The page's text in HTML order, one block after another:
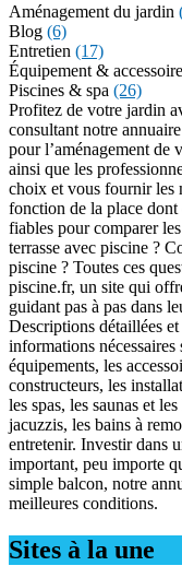
Aménagement du jardin
Blog (6)
Entretien (17)
Équipement &
Piscines & spa (26)
Profitez de votre jardin
consultant notre
pour l’aménagement de
ainsi que les
choix et vous fournir les
fonction de la place dont
fiables pour comparer
terrasse avec piscine ?
piscine ? Toutes ces
piscine.fr, un site qui
guidant pas à pas dans
Descriptions détaillées
informations
équipements, les
constructeurs, les
les spas, les saunas et
jacuzzis, les bains à
entretenir. Investir dans
important, peu importe
simple balcon, notre
meilleures conditions.
Sites à la une